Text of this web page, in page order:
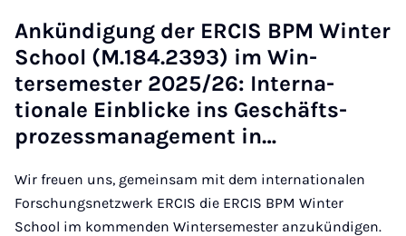
Ankündi­gung der ER­CIS BPM Winter
School (M.184.2393) im Win­
tersemester 2025/26: In­ter­na­
tionale Ein­blicke ins Geschäft­s­
prozess­man­age­ment in…
Wir freuen uns, gemeinsam mit dem internationalen
Forschungsnetzwerk ERCIS die ERCIS BPM Winter
School im kommenden Wintersemester anzukündigen.